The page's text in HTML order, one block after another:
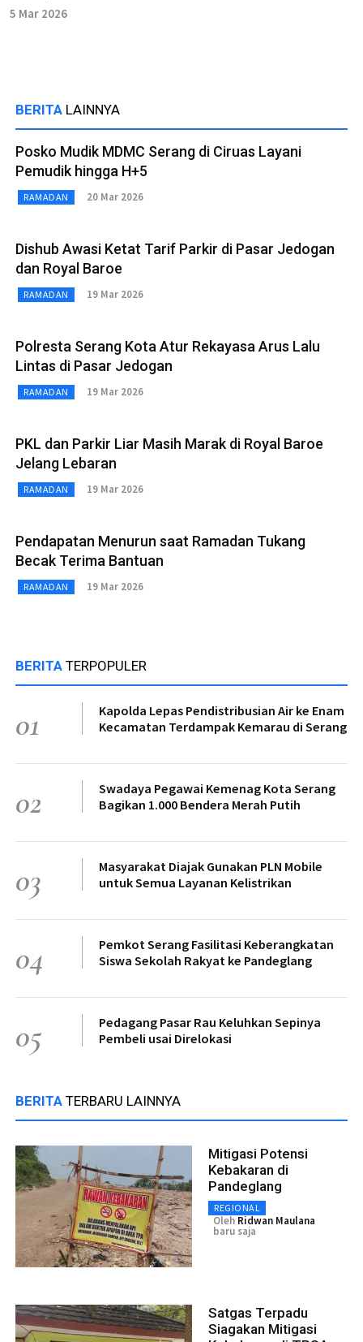
5 Mar 2026
BERITA LAINNYA
Posko Mudik MDMC Serang di Ciruas Layani
Pemudik hingga H+5
RAMADAN 20 Mar 2026
Dishub Awasi Ketat Tarif Parkir di Pasar Jedogan
dan Royal Baroe
RAMADAN 19 Mar 2026
Polresta Serang Kota Atur Rekayasa Arus Lalu
Lintas di Pasar Jedogan
RAMADAN 19 Mar 2026
PKL dan Parkir Liar Masih Marak di Royal Baroe
Jelang Lebaran
RAMADAN 19 Mar 2026
Pendapatan Menurun saat Ramadan Tukang
Becak Terima Bantuan
RAMADAN 19 Mar 2026
BERITA TERPOPULER
01
Kapolda Lepas Pendistribusian Air ke Enam
Kecamatan Terdampak Kemarau di Serang
02
Swadaya Pegawai Kemenag Kota Serang
Bagikan 1.000 Bendera Merah Putih
03
Masyarakat Diajak Gunakan PLN Mobile
untuk Semua Layanan Kelistrikan
04
Pemkot Serang Fasilitasi Keberangkatan
Siswa Sekolah Rakyat ke Pandeglang
05
Pedagang Pasar Rau Keluhkan Sepinya
Pembeli usai Direlokasi
BERITA TERBARU LAINNYA
Mitigasi Potensi
Kebakaran di
Pandeglang
REGIONAL
Oleh Ridwan Maulana
baru saja
Satgas Terpadu
Siagakan Mitigasi